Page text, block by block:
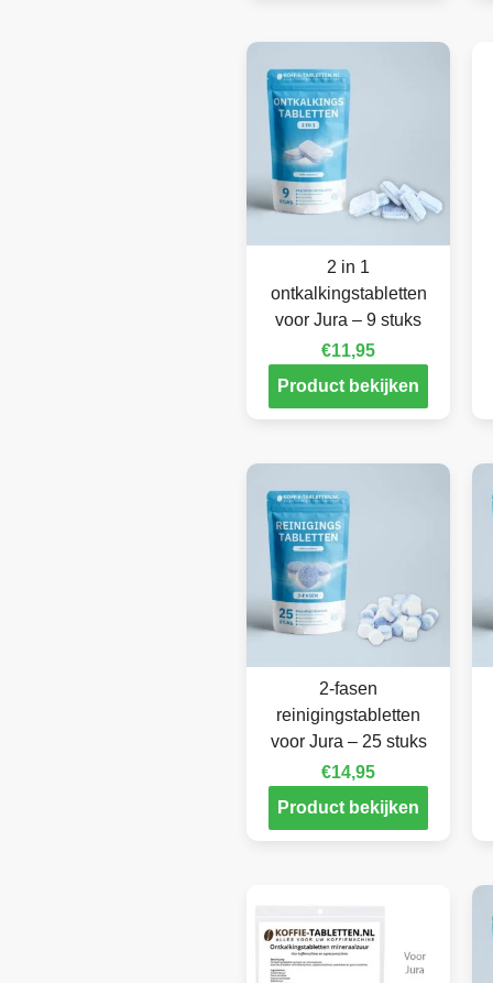
2 in 1
ontkalkingstabletten
voor Jura – 9 stuks
€11,95
Product bekijken
2-fasen
reinigingstabletten
voor Jura – 25 stuks
€14,95
Product bekijken